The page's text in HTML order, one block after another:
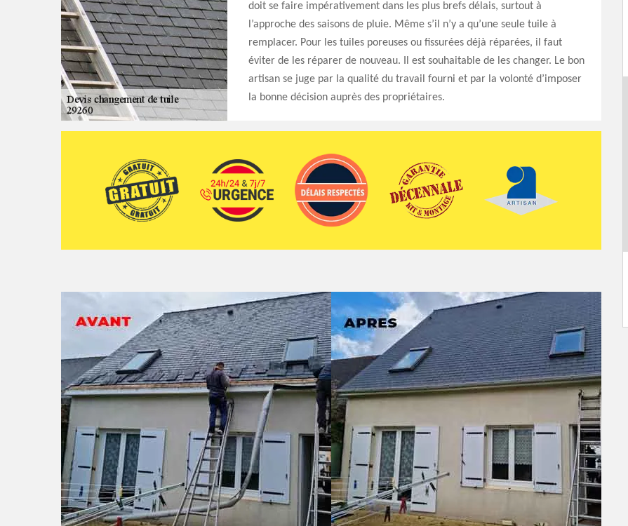
doit se faire impérativement dans les plus brefs délais, surtout à
l’approche des saisons de pluie. Même s’il n’y a qu’une seule tuile à
remplacer. Pour les tuiles poreuses ou fissurées déjà réparées, il faut
éviter de les réparer de nouveau. Il est souhaitable de les changer. Le bon
artisan se juge par la qualité du travail fourni et par la volonté d’imposer
la bonne décision auprès des propriétaires.